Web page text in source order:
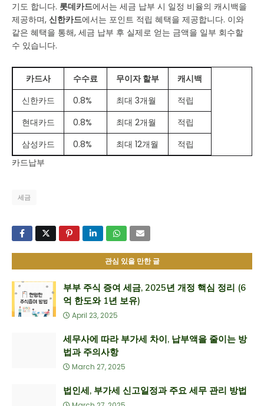
기도 합니다. 롯데카드에서는 세금 납부 시 일정 비율의 캐시백을
제공하며, 신한카드에서는 포인트 적립 혜택을 제공합니다. 이와
같은 혜택을 통해, 세금 납부 후 실제로 얻는 금액을 일부 회수할
수 있습니다.
카드사 수수료 무이자 할부
캐시백
신한카드
0.8% 최대 3개월
적립
현대카드
0.8% 최대 2개월
적립
삼성카드
0.8% 최대 12개월
적립
카드납부
세금
관심 있을 만한 글
부부 주식 증여 세금, 2025년 개정 핵심 정리 (6
억 한도와 1년 보유)
April 23, 2025
세무사에 따라 부가세 차이, 납부액을 줄이는 방
법과 주의사항
March 27, 2025
법인세, 부가세 신고일정과 주요 세무 관리 방법